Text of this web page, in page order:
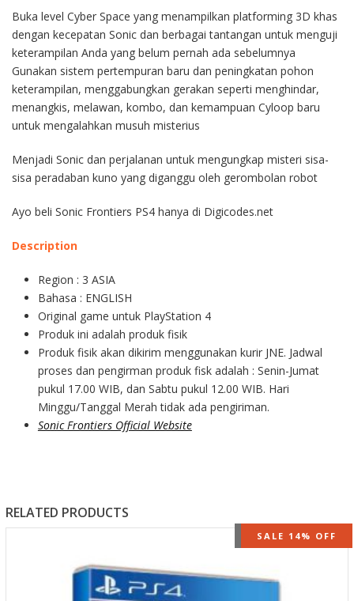
Buka level Cyber Space yang menampilkan platforming 3D khas
dengan kecepatan Sonic dan berbagai tantangan untuk menguji
keterampilan Anda yang belum pernah ada sebelumnya
Gunakan sistem pertempuran baru dan peningkatan pohon
keterampilan, menggabungkan gerakan seperti menghindar,
menangkis, melawan, kombo, dan kemampuan Cyloop baru
untuk mengalahkan musuh misterius
Menjadi Sonic dan perjalanan untuk mengungkap misteri sisa-
sisa peradaban kuno yang diganggu oleh gerombolan robot
Ayo beli Sonic Frontiers PS4 hanya di Digicodes.net
Description
Region : 3 ASIA
Bahasa : ENGLISH
Original game untuk PlayStation 4
Produk ini adalah produk fisik
Produk fisik akan dikirim menggunakan kurir JNE. Jadwal
proses dan pengirman produk fisk adalah : Senin-Jumat
pukul 17.00 WIB, dan Sabtu pukul 12.00 WIB. Hari
Minggu/Tanggal Merah tidak ada pengiriman.
Sonic Frontiers Official Website
RELATED PRODUCTS
OUT OF STOCK
SALE 14% OFF